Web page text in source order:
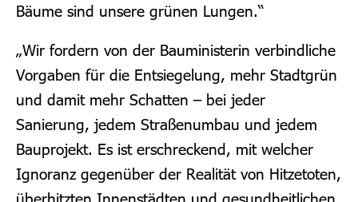
Bäume sind unsere grünen Lungen.“
„Wir fordern von der Bauministerin verbindliche
Vorgaben für die Entsiegelung, mehr Stadtgrün
und damit mehr Schatten – bei jeder
Sanierung, jedem Straßenumbau und jedem
Bauprojekt. Es ist erschreckend, mit welcher
Ignoranz gegenüber der Realität von Hitzetoten,